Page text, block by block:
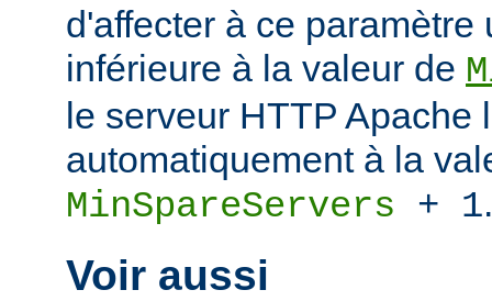
d'affecter à ce
inférieure à la valeur de
le serveur HTTP Apache
automatiquement à la
MinSpareServers + 1.
Voir aussi